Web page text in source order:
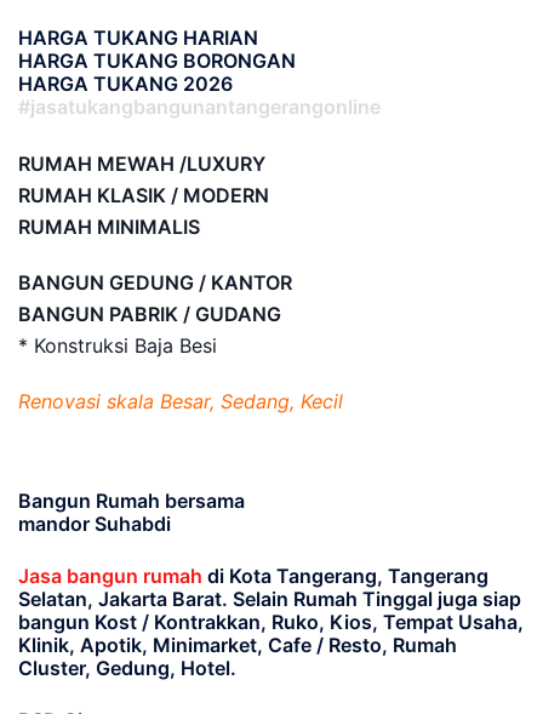
HARGA TUKANG HARIAN
HARGA TUKANG BORONGAN
HARGA TUKANG 2026
#jasatukangbangunantangerangonline
RUMAH MEWAH /LUXURY
RUMAH KLASIK / MODERN
RUMAH MINIMALIS
BANGUN GEDUNG / KANTOR
BANGUN PABRIK / GUDANG
* Konstruksi Baja Besi
Renovasi skala Besar, Sedang, Kecil
Bangun Rumah bersama
mandor Suhabdi
Jasa bangun rumah di Kota Tangerang, Tangerang
Selatan, Jakarta Barat. Selain Rumah Tinggal juga siap
bangun Kost / Kontrakkan, Ruko, Kios, Tempat Usaha,
Klinik, Apotik, Minimarket, Cafe / Resto, Rumah
Cluster, Gedung, Hotel.